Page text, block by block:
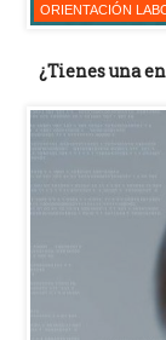
ORIENTACIÓN
¿Tienes una